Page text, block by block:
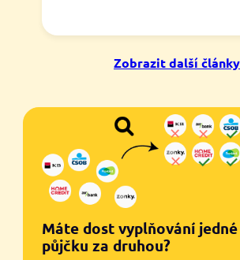
Zobrazit další články
Máte dost vyplňování
půjčku za druhou?